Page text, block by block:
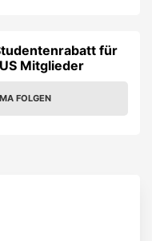
für
Mitglieder
FOLGEN